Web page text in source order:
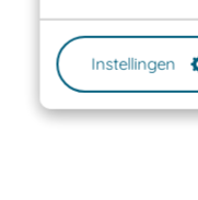
Instellingen